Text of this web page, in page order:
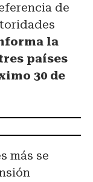
de
la
países
30 de
más se